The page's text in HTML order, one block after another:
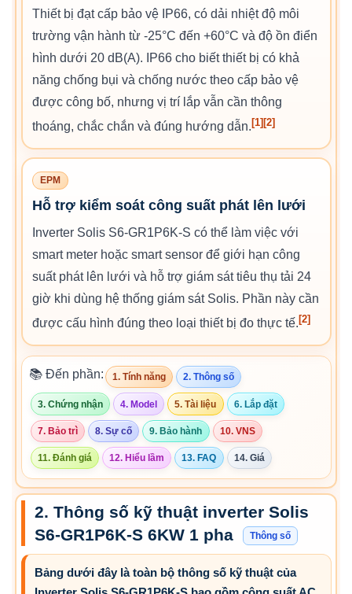
Thiết bị đạt cấp bảo vệ IP66, có dải nhiệt độ môi
trường vận hành từ -25°C đến +60°C và độ ồn điển
hình dưới 20 dB(A). IP66 cho biết thiết bị có khả
năng chống bụi và chống nước theo cấp bảo vệ
được công bố, nhưng vị trí lắp vẫn cần thông
thoáng, chắc chắn và đúng hướng dẫn. [1] [2]
EPM
Hỗ trợ kiểm soát công suất phát lên lưới
Inverter Solis S6-GR1P6K-S có thể làm việc với
smart meter hoặc smart sensor để giới hạn công
suất phát lên lưới và hỗ trợ giám sát tiêu thụ tải 24
giờ khi dùng hệ thống giám sát Solis. Phần này cần
được cấu hình đúng theo loại thiết bị đo thực tế. [2]
📚 Đến phần: 1. Tính năng 2. Thông số
3. Chứng nhận 4. Model 5. Tài liệu 6. Lắp đặt
7. Bảo trì 8. Sự cố 9. Bảo hành 10. VNS
11. Đánh giá 12. Hiểu lầm 13. FAQ 14. Giá
2. Thông số kỹ thuật inverter Solis
S6-GR1P6K-S 6KW 1 pha
Thông số
Bảng dưới đây là toàn bộ thông số kỹ thuật của